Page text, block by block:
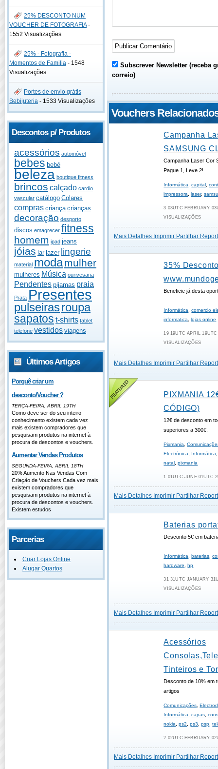
25% DESCONTO NUM
VOUCHER DE FOTOGRAFIA-
1552 Visualizações
25% - Fotografia -
Momentos de Familia - 1548
Visualizações
Portes de envio grátis
Bebijuteria - 1533 Visualizações
Descontos p/ Produtos
acessórios automóvel
bebes bebé
beleza boutique fitness
brincos calçado cardio
vascular catálogo Colares
compras criança crianças
decoração desporto
discos emagrecer fitness
homem ipad jeans
jóias lar lazer lingerie
material modamulher
mulheres Música ourivesaria
Pendentes pijamas praia
Prata Presentes
pulseirasroupa
sapatos t-shirts tablet
telefone vestidos viagens
Últimos Artigos
Porquê criar um
desconto/Voucher ?
TERÇA-FEIRA, ABRIL 19TH
Como deve ser do seu inteiro
conhecimento existem cada vez
mais existem compradores que
pesquisam produtos na internet à
procura de descontos e vouchers.
Aumentar Vendas Produtos
SEGUNDA-FEIRA, ABRIL 18TH
20% Aumento Nas Vendas Com
Criação de Vouchers Cada vez mais
existem compradores que
pesquisam produtos na internet à
procura de descontos e vouchers.
Existem estudos
Parcerias
Criar Lojas Online
Alugar Quartos
Subscrever Newsletter (receba
correio)
Vouchers
Campanha
SAMSUNG
Campanha Laser Cor
Pague 1, Leve 2!
Informática ,capital ,
impressora
,laser,
3 03UTC FEBRUARY
VISUALIZAÇÕES
Mais Detalhes Imprimir Partilhar
35%
Beneficie já desta
Informática ,comercio
informatica
,lojas online
19 19UTC APRIL 19UTC
VISUALIZAÇÕES
Mais Detalhes Imprimir Partilhar
PIXMANIA
CÓDIGO)
12€ de desconto em
superiores a 300€.
Pixmania ,
Electrónica
Informática
natal ,pixmania
1 01UTC JUNE 01UTC
Mais Detalhes Imprimir Partilhar
Baterias
Desconto 5€ em
Informática ,baterias ,
hardware
,hp
31 31UTC JANUARY
VISUALIZAÇÕES
Mais Detalhes Imprimir Partilhar
Acessórios
Tinteiros e
Desconto de 10% em
artigos
Comunicações ,
Informática
,capas ,
nokia
,ps2 ,ps3 ,psp ,
2 02UTC FEBRUARY
Mais Detalhes Imprimir Partilhar